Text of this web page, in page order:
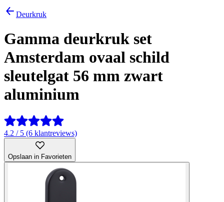
Deurkruk
Gamma deurkruk set
Amsterdam ovaal schild
sleutelgat 56 mm zwart
aluminium
4.2 / 5 (6 klantreviews)
Opslaan in Favorieten